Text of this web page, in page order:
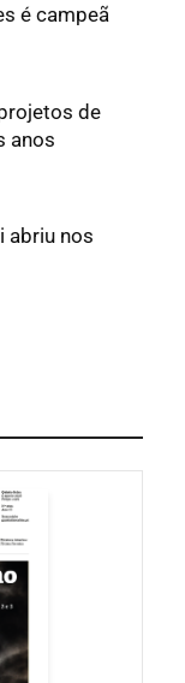
é campeã
de
anos
abriu nos